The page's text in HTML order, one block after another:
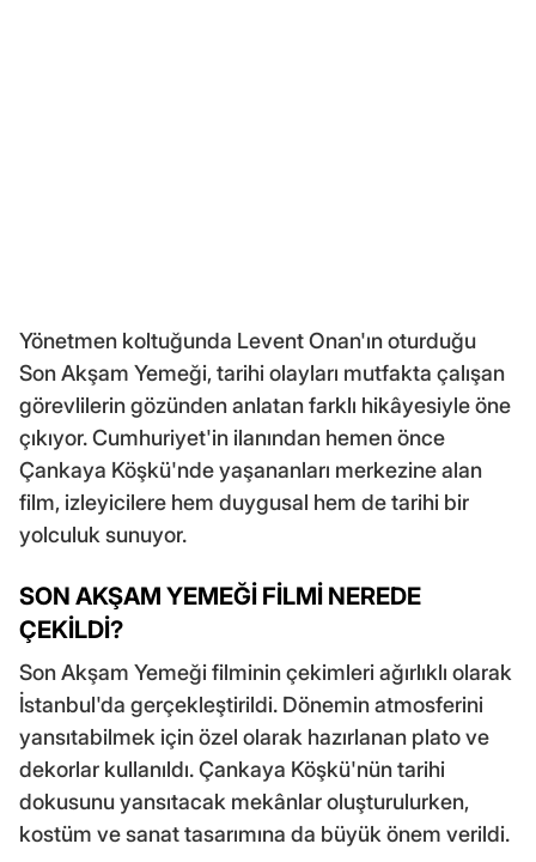
Yönetmen koltuğunda Levent Onan'ın oturduğu
Son Akşam Yemeği, tarihi olayları mutfakta çalışan
görevlilerin gözünden anlatan farklı hikâyesiyle öne
çıkıyor. Cumhuriyet'in ilanından hemen önce
Çankaya Köşkü'nde yaşananları merkezine alan
film, izleyicilere hem duygusal hem de tarihi bir
yolculuk sunuyor.
SON AKŞAM YEMEĞİ FİLMİ NEREDE
ÇEKİLDİ?
Son Akşam Yemeği filminin çekimleri ağırlıklı olarak
İstanbul'da gerçekleştirildi. Dönemin atmosferini
yansıtabilmek için özel olarak hazırlanan plato ve
dekorlar kullanıldı. Çankaya Köşkü'nün tarihi
dokusunu yansıtacak mekânlar oluşturulurken,
kostüm ve sanat tasarımına da büyük önem verildi.